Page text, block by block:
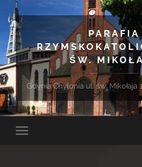
PARAFIA
ŚW.
Gdynia Chylonia ul. św. Mikołaja
Toggle